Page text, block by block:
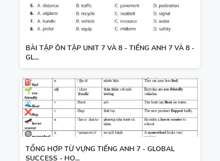
BÀI TẬP ÔN TẬP UNIT 7 VÀ 8 - TIẾNG ANH 7 VÀ 8 -
GL...
TỔNG HỢP TỪ VỰNG TIẾNG ANH 7 - GLOBAL
SUCCESS - HỌ...